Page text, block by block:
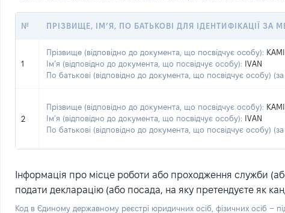
№ ПРІЗВИЩЕ, ІМ’Я, ПО БАТЬКОВІ ДЛЯ ІДЕНТИФІКАЦІЇ ЗА
1
Прізвище (відповідно до документа, що посвідчує особу):
Ім’я (відповідно до документа, що посвідчує особу):
IVAN
По батькові (відповідно до документа, що посвідчує особу) (за
2
Прізвище (відповідно до документа, що посвідчує особу):
Ім’я (відповідно до документа, що посвідчує особу):
IVAN
По батькові (відповідно до документа, що посвідчує особу) (за
Інформація про місце роботи або проходження служби
подати декларацію (або посада, на яку претендуєте як
Код в Єдиному державному реєстрі юридичних осіб, фізичних осіб